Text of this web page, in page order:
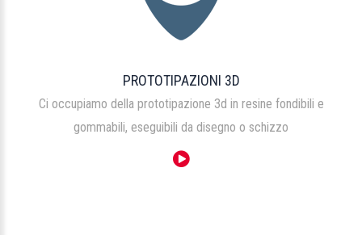
PROTOTIPAZIONI 3D
Ci occupiamo della prototipazione 3d in resine fondibili e
gommabili, eseguibili da disegno o schizzo